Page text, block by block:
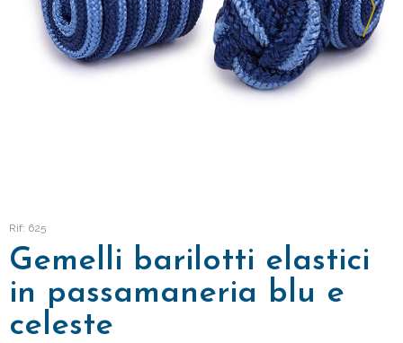
Rif: 625
Gemelli barilotti elastici
in passamaneria blu e
celeste